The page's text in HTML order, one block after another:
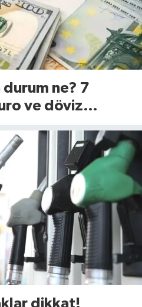
durum ne? 7
ve döviz
dikkat!